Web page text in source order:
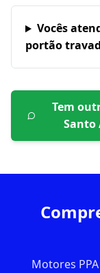
Vocês
portão
Tem
Santo
Motores